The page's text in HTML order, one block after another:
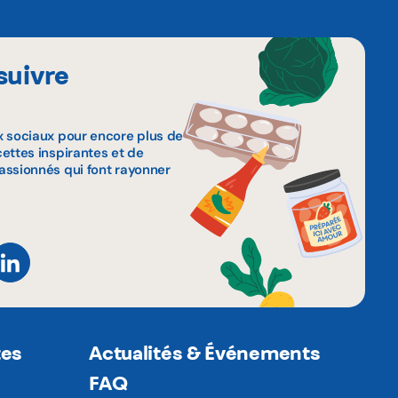
sociaux pour encore plus de
inspirantes et de
qui font rayonner
Actualités & Événements
FAQ